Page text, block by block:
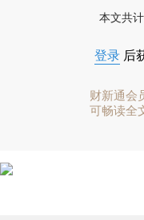
本文共
登录 后
财新通会
可畅读全